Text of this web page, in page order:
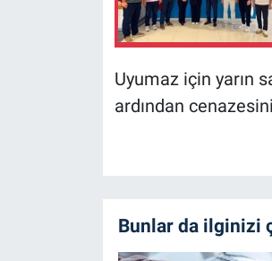
Uyumaz için yarın
ardından
Bunlar da ilginizi